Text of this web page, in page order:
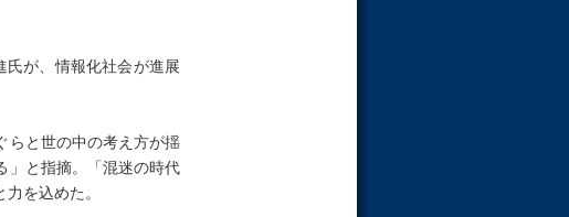
が、情報化社会が進展
らと世の中の考え方が揺
」と指摘。「混迷の時代
を込めた。